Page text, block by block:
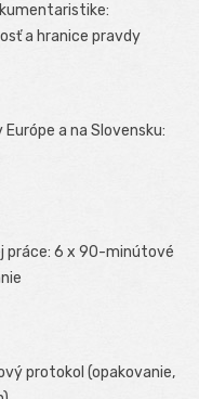
a hranice pravdy
a na Slovensku:
práce: 6 x 90-minútové
protokol (opakovanie,